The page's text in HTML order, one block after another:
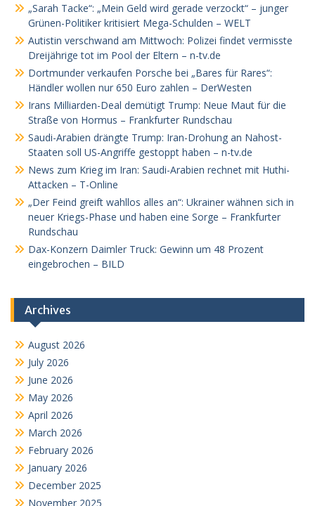
„Sarah Tacke“: „Mein Geld wird gerade verzockt“ – junger
Grünen-Politiker kritisiert Mega-Schulden – WELT
Autistin verschwand am Mittwoch: Polizei findet vermisste
Dreijährige tot im Pool der Eltern – n-tv.de
Dortmunder verkaufen Porsche bei „Bares für Rares“:
Händler wollen nur 650 Euro zahlen – DerWesten
Irans Milliarden-Deal demütigt Trump: Neue Maut für die
Straße von Hormus – Frankfurter Rundschau
Saudi-Arabien drängte Trump: Iran-Drohung an Nahost-
Staaten soll US-Angriffe gestoppt haben – n-tv.de
News zum Krieg im Iran: Saudi-Arabien rechnet mit Huthi-
Attacken – T-Online
„Der Feind greift wahllos alles an“: Ukrainer wähnen sich in
neuer Kriegs-Phase und haben eine Sorge – Frankfurter
Rundschau
Dax-Konzern Daimler Truck: Gewinn um 48 Prozent
eingebrochen – BILD
Archives
August 2026
July 2026
June 2026
May 2026
April 2026
March 2026
February 2026
January 2026
December 2025
November 2025